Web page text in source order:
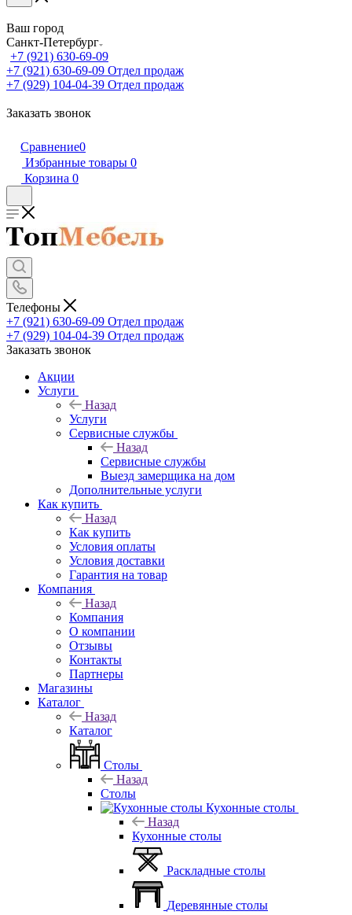
Ваш город
Санкт-Петербург
+7 (921) 630-69-09
+7 (921) 630-69-09 Отдел продаж
+7 (929) 104-04-39 Отдел продаж
Заказать звонок
Сравнение0
Избранные товары 0
Корзина 0
Телефоны
+7 (921) 630-69-09 Отдел продаж
+7 (929) 104-04-39 Отдел продаж
Заказать звонок
Акции
Услуги
Назад
Услуги
Сервисные службы
Назад
Сервисные службы
Выезд замерщика на дом
Дополнительные услуги
Как купить
Назад
Как купить
Условия оплаты
Условия доставки
Гарантия на товар
Компания
Назад
Компания
О компании
Отзывы
Контакты
Партнеры
Магазины
Каталог
Назад
Каталог
Столы
Назад
Столы
Кухонные столы
Назад
Кухонные столы
Раскладные столы
Деревянные столы